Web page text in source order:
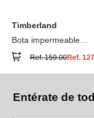
Timberland
Bota impermeable
Ref.159.00Ref.
Entérate de